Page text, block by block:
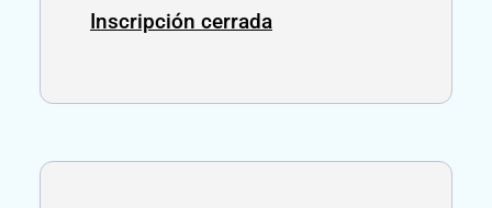
Inscripción cerrada